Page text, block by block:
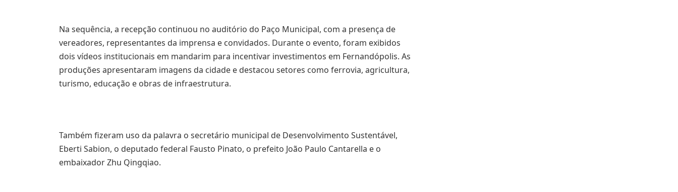
Na sequência, a recepção continuou no auditório do Paço Municipal, com a presença de
vereadores, representantes da imprensa e convidados. Durante o evento, foram exibidos
dois vídeos institucionais em mandarim para incentivar investimentos em Fernandópolis. As
produções apresentaram imagens da cidade e destacou setores como ferrovia, agricultura,
turismo, educação e obras de infraestrutura.
Também fizeram uso da palavra o secretário municipal de Desenvolvimento Sustentável,
Eberti Sabion, o deputado federal Fausto Pinato, o prefeito João Paulo Cantarella e o
embaixador Zhu Qingqiao.